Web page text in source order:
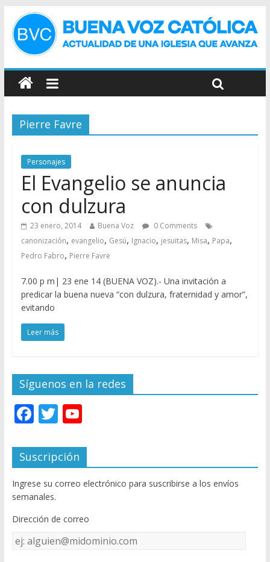
Pierre Favre
Personajes
El Evangelio se anuncia
con dulzura
23 enero, 2014 Buena Voz
0 Comments
canonización, evangelio, Gesú, Ignacio, jesuitas, Misa, Papa,
Pedro Fabro, Pierre Favre
7.00 p m| 23 ene 14 (BUENA VOZ).- Una invitación a
predicar la buena nueva “con dulzura, fraternidad y amor”,
evitando
Leer más
Síguenos en la redes
F
e
b
o
o
k
T
itt
er
Y
u
T
u
e
C
Suscripción
Ingrese su correo electrónico para suscribirse a los envíos
semanales.
Dirección de correo
Dirección
de